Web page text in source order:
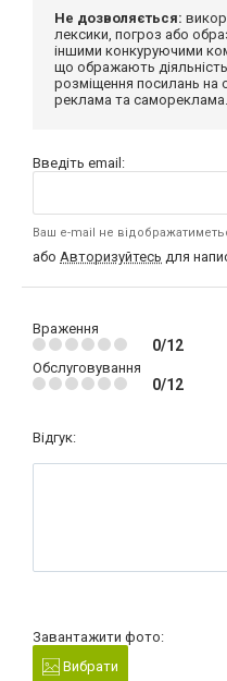
Не дозволяється:
лексики, погроз або
іншими конкуруючими
що ображають діяльність
розміщення посилань на
реклама та самореклама.
Введіть email:
Ваш e-mail не
або Авторизуйтесь для
Враження
0/12
Обслуговування
0/12
Відгук:
Завантажити фото:
Вибрати